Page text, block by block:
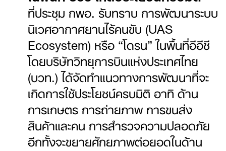
ที่ประชุม กพอ. รับทราบ การพัฒนาระบบ
นิเวศอากาศยานไร้คนขับ (UAS
Ecosystem) หรือ “โดรน” ในพื้นที่อีอีซี
โดยบริษัทวิทยุการบินแห่งประเทศไทย
(บวท.) ได้จัดทำแนวทางการพัฒนาที่จะ
เกิดการใช้ประโยชน์ครบมิติ อาทิ ด้าน
การเกษตร การถ่ายภาพ การขนส่ง
สินค้าและคน การสำรวจความปลอดภัย
อีกทั้งจะขยายศักยภาพต่อยอดในด้าน